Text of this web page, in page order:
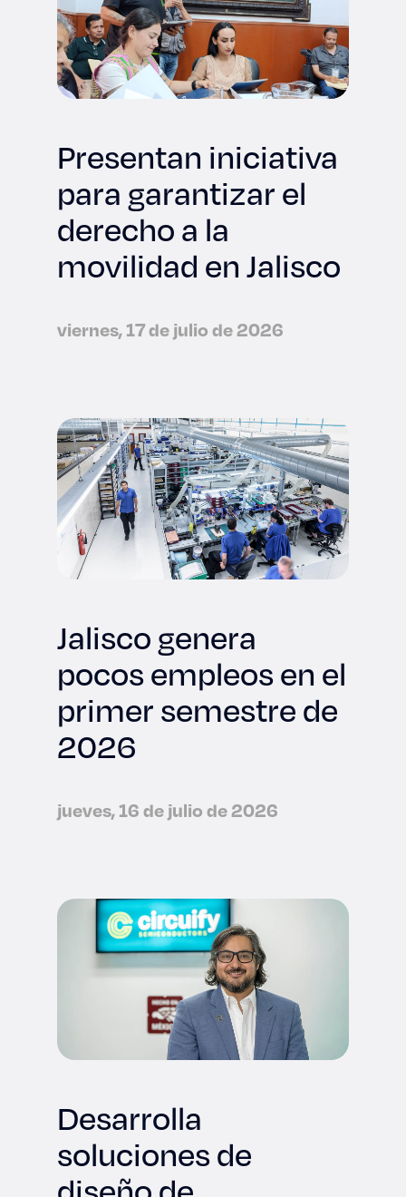
Presentan iniciativa
para garantizar el
derecho a la
movilidad en Jalisco
viernes, 17 de julio de 2026
Jalisco genera
pocos empleos en el
primer semestre de
2026
jueves, 16 de julio de 2026
Desarrolla
soluciones de